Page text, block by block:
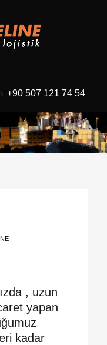
+90 507 121 74 54
, uzun
yapan
kadar